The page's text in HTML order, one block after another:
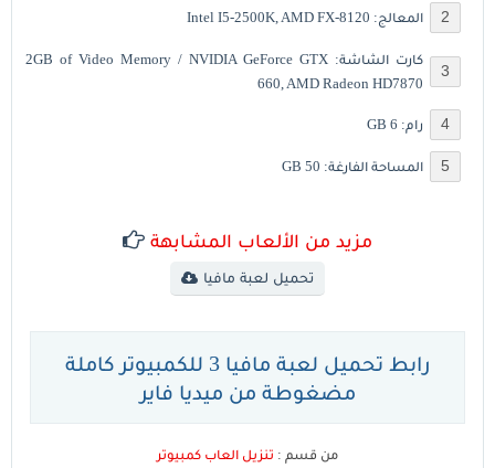
المعالج: Intel I5-2500K, AMD FX-8120
كارت الشاشة: 2GB of Video Memory / NVIDIA GeForce GTX
660, AMD Radeon HD7870
رام: 6 GB
المساحة الفارغة: 50 GB
مزيد من الألعاب المشابهة
تحميل لعبة مافيا
رابط تحميل لعبة مافيا 3 للكمبيوتر كاملة
مضغوطة من ميديا فاير
من قسم : تنزيل العاب كمبيوتر